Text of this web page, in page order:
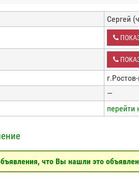
Сергей
—
перейти
что Вы нашли это